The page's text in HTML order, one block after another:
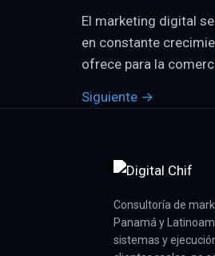
El marketing digital
en constante
ofrece para la
Siguiente →
Consultoría de
Panamá y
sistemas y